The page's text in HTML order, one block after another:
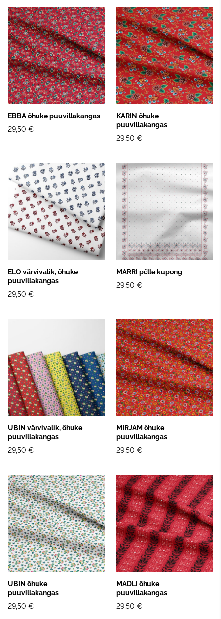
EBBA õhuke puuvillakangas
29,50 €
KARIN õhuke
puuvillakangas
29,50 €
ELO värvivalik, õhuke
puuvillakangas
29,50 €
MARRI põlle kupong
29,50 €
UBIN värvivalik, õhuke
puuvillakangas
29,50 €
MIRJAM õhuke
puuvillakangas
29,50 €
UBIN õhuke
puuvillakangas
29,50 €
MADLI õhuke
puuvillakangas
29,50 €